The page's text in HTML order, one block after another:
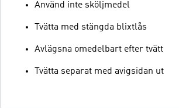
Använd inte sköljmedel
Tvätta med stängda blixtlås
Avlägsna omedelbart efter tvätt
Tvätta separat med avigsidan ut